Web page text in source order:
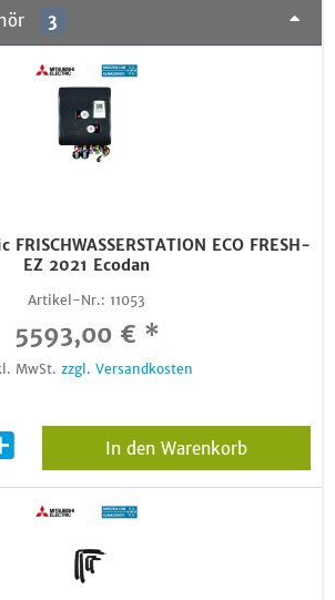
3
ECO FRESH-
EZ 2021 Ecodan
Artikel-Nr.: 11053
5593,00 € *
MwSt. zzgl. Versandkosten
In den Warenkorb